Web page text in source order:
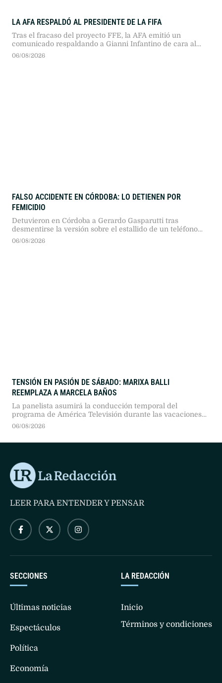
LA AFA RESPALDÓ AL PRESIDENTE DE LA FIFA
Tras el fracaso del proyecto FFE, la AFA emitió un
comunicado respaldando a Gianni Infantino de cara al
Congreso FIFA 2027 en Marruecos, destacando su
06/08/2026
FALSO ACCIDENTE EN CÓRDOBA: LO DETIENEN POR
FEMICIDIO
Detuvieron en Córdoba a Gerardo Gasparutti tras
desmentirse la versión sobre el estallido de un teléfono
móvil en su automóvil. La fiscalía lo imputó por el
06/08/2026
TENSIÓN EN PASIÓN DE SÁBADO: MARIXA BALLI
REEMPLAZA A MARCELA BAÑOS
La panelista asumirá la conducción temporal del
programa de América Televisión durante las vacaciones
de la conductora titular, tras un acuerdo entre señales y
06/08/2026
LA REDACCIÓN
Inicio
Términos y condiciones
SECCIONES
Últimas noticias
Espectáculos
Política
Economía
LEER PARA ENTENDER Y PENSAR